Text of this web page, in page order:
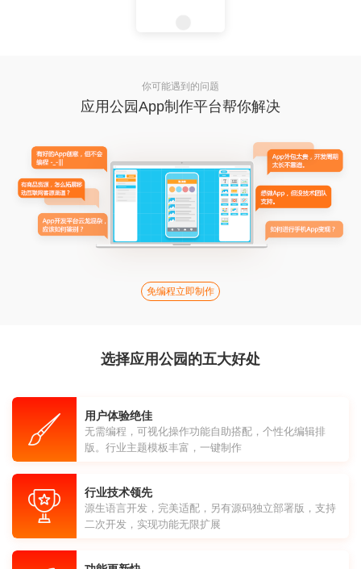
你可能遇到的问题
应用公园App制作平台帮你解决
免编程立即制作
选择应用公园的五大好处
用户体验绝佳
无需编程，可视化操作功能自助搭配，个性化编辑排
版。行业主题模板丰富，一键制作
行业技术领先
源生语言开发，完美适配，另有源码独立部署版，支持
二次开发，实现功能无限扩展